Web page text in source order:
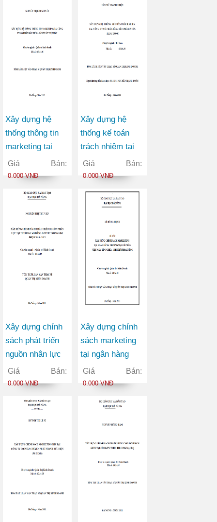
Xây dựng hệ
thống thông tin
marketing tại
Công ty Cổ phần
Đầu tư và Sản
Giá Bán:
0.000 VNĐ
Xây dựng hệ
thống kế toán
trách nhiệm tại
công ty cổ phần
bóng đèn phích
Giá Bán:
0.000 VNĐ
Xây dựng chính
sách phát triển
nguồn nhân lực
tại trường cao
đẳng giao thông
giai đoạn 2010-
Giá Bán:
0.000 VNĐ
Xây dựng chính
sách marketing
tại ngân hàng
thương mại cổ
phần Việt Nam
nhánh Đà Nẵng
Giá Bán:
0.000 VNĐ